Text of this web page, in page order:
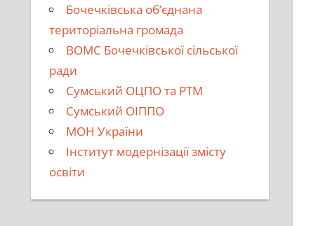
Бочечківська об’єднана
територіальна громада
ВОМС Бочечківської сільської
ради
Сумський ОЦПО та РТМ
Сумський ОІППО
МОН України
Інститут модернізації змісту
освіти